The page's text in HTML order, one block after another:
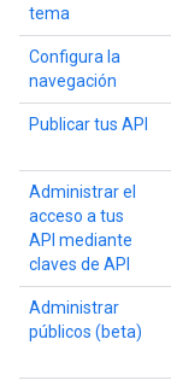
tema
Configura la
navegación
Publicar tus API
Administrar el
acceso a tus
API mediante
claves de API
Administrar
públicos (beta)